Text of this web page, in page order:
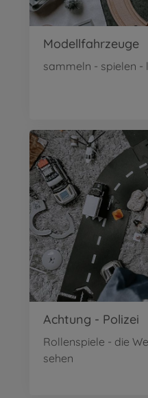
Modellfahrzeuge
sammeln - spielen -
Achtung - Polizei
Rollenspiele - die
sehen